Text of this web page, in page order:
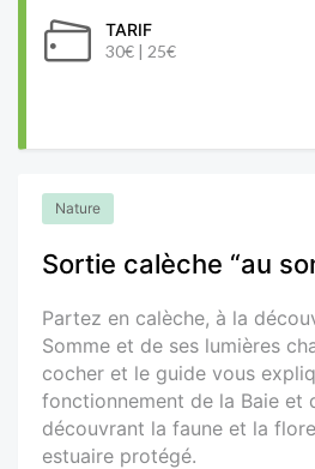
TARIF
30€ | 25€
Nature
Sortie calèche “au
Partez en calèche, à la
Somme et de ses lumières
cocher et le guide vous
fonctionnement de la Baie et
découvrant la faune et la
estuaire protégé.